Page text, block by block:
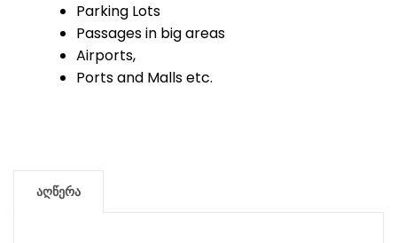
Parking Lots
Passages in big areas
Airports,
Ports and Malls etc.
აღწერა